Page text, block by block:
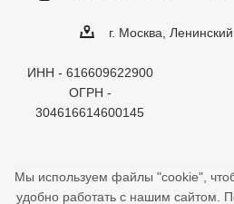
г. Москва,
ИНН - 616609622900
ОГРН -
304616614600145
Мы используем файлы "cookie",
удобно работать с нашим сайтом.